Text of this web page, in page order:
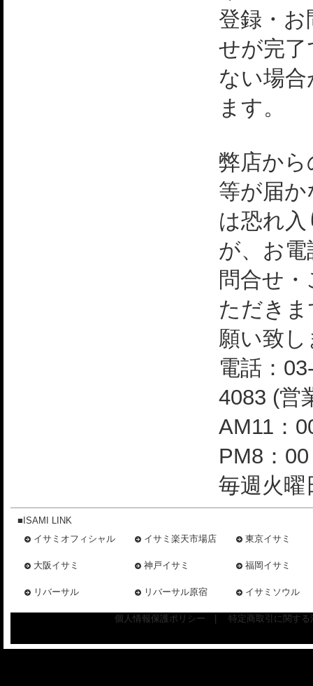
登録・
せが完
ない場
ます。
弊店か
等が届
は恐れ
が、お
問合せ
ただき
願い致
電話：
4083 (営
AM11：
PM8：
毎週火曜
■ISAMI LINK
イサミオフィシャル
イサミ楽天市場店 東京イサミ
大阪イサミ 神戸イサミ 福岡イサミ
リバーサル リバーサル原宿 イサミソウル
個人情報保護ポリシー 特定商取引に関す